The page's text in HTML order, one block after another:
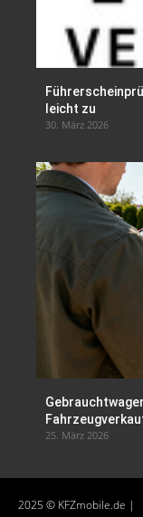
leicht zu
30. März 2026
25. März 2026
2025 © KFZmobile.de |